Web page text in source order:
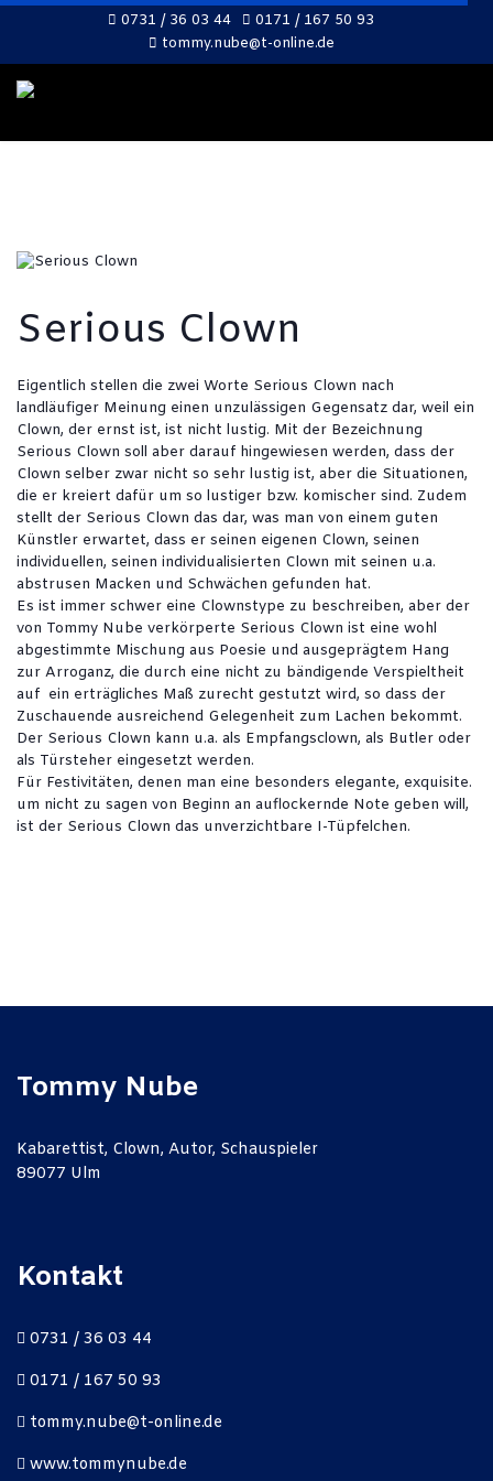
0731 / 36 03 44
0171 / 167 50 93
tommy.nube@t-online.de
Serious Clown
Eigentlich stellen die zwei Worte Serious Clown nach
landläufiger Meinung einen unzulässigen Gegensatz dar, weil ein
Clown, der ernst ist, ist nicht lustig. Mit der Bezeichnung
Serious Clown soll aber darauf hingewiesen werden, dass der
Clown selber zwar nicht so sehr lustig ist, aber die Situationen,
die er kreiert dafür um so lustiger bzw. komischer sind. Zudem
stellt der Serious Clown das dar, was man von einem guten
Künstler erwartet, dass er seinen eigenen Clown, seinen
individuellen, seinen individualisierten Clown mit seinen u.a.
abstrusen Macken und Schwächen gefunden hat.
Es ist immer schwer eine Clownstype zu beschreiben, aber der
von Tommy Nube verkörperte Serious Clown ist eine wohl
abgestimmte Mischung aus Poesie und ausgeprägtem Hang
zur Arroganz, die durch eine nicht zu bändigende Verspieltheit
auf ein erträgliches Maß zurecht gestutzt wird, so dass der
Zuschauende ausreichend Gelegenheit zum Lachen bekommt.
Der Serious Clown kann u.a. als Empfangsclown, als Butler oder
als Türsteher eingesetzt werden.
Für Festivitäten, denen man eine besonders elegante, exquisite.
um nicht zu sagen von Beginn an auflockernde Note geben will,
ist der Serious Clown das unverzichtbare I-Tüpfelchen.
Tommy Nube
Kabarettist, Clown, Autor, Schauspieler
89077 Ulm
Kontakt
0731 / 36 03 44
0171 / 167 50 93
tommy.nube@t-online.de
www.tommynube.de